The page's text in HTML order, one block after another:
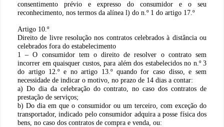
consentimento prévio e expresso do consumidor e o seu
reconhecimento, nos termos da alínea l) do n.º 1 do artigo 17.º
Artigo 10.º
Direito de livre resolução nos contratos celebrados à distância ou
celebrados fora do estabelecimento
1 – O consumidor tem o direito de resolver o contrato sem
incorrer em quaisquer custos, para além dos estabelecidos no n.º 3
do artigo 12.º e no artigo 13.º quando for caso disso, e sem
necessidade de indicar o motivo, no prazo de 14 dias a contar:
a) Do dia da celebração do contrato, no caso dos contratos de
prestação de serviços;
b) Do dia em que o consumidor ou um terceiro, com exceção do
transportador, indicado pelo consumidor adquira a posse física dos
bens, no caso dos contratos de compra e venda, ou: